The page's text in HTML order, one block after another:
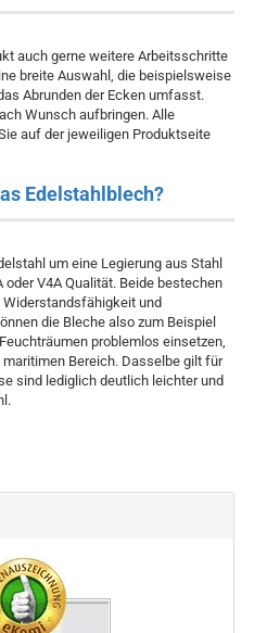
auch gerne weitere Arbeitsschritte
breite Auswahl, die beispielsweise
Abrunden der Ecken umfasst.
Wunsch aufbringen. Alle
auf der jeweiligen Produktseite
Edelstahlblech?
um eine Legierung aus Stahl
V4A Qualität. Beide bestechen
Widerstandsfähigkeit und
die Bleche also zum Beispiel
problemlos einsetzen,
Bereich. Dasselbe gilt für
sind lediglich deutlich leichter und